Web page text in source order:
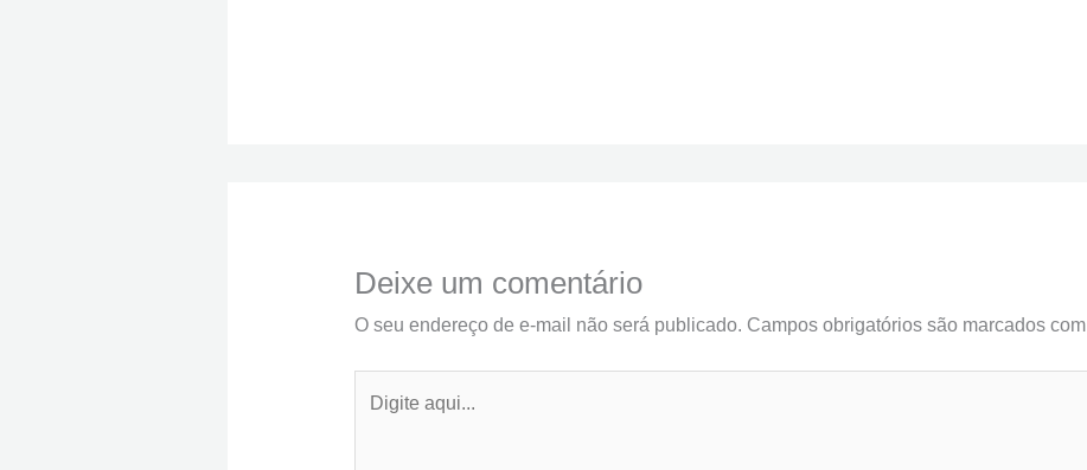
Deixe um comentário
O seu endereço de e-mail não será publicado. Campos obrigatórios são marcados com